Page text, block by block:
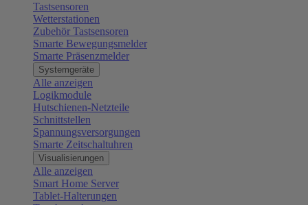
Tastsensoren
Wetterstationen
Zubehör Tastsensoren
Smarte Bewegungsmelder
Smarte Präsenzmelder
Systemgeräte
Alle anzeigen
Logikmodule
Hutschienen-Netzteile
Schnittstellen
Spannungsversorgungen
Smarte Zeitschaltuhren
Visualisierungen
Alle anzeigen
Smart Home Server
Tablet-Halterungen